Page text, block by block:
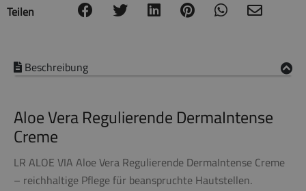
Teilen
Beschreibung
Aloe Vera Regulierende DermaIntense
Creme
LR ALOE VIA Aloe Vera Regulierende DermaIntense Creme
– reichhaltige Pflege für beanspruchte Hautstellen.